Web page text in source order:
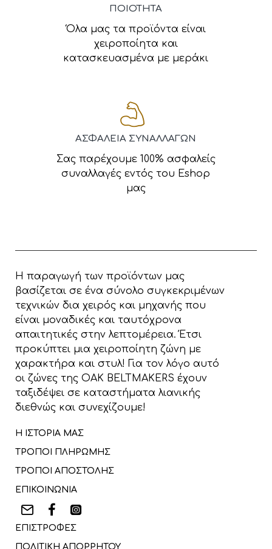
ΠΟΙΟΤΗΤΑ
Όλα μας τα προϊόντα είναι
χειροποίητα και
κατασκευασμένα με μεράκι
ΑΣΦΑΛΕΙΑ ΣΥΝΑΛΛΑΓΩΝ
Σας παρέχουμε 100% ασφαλείς
συναλλαγές εντός του Eshop
μας
Η παραγωγή των προϊόντων μας
βασίζεται σε ένα σύνολο συγκεκριμένων
τεχνικών δια χειρός και μηχανής που
είναι μοναδικές και ταυτόχρονα
απαιτητικές στην λεπτομέρεια. Έτσι
προκύπτει μια χειροποίητη ζώνη με
χαρακτήρα και στυλ! Για τον λόγο αυτό
οι ζώνες της OAK BELTMAKERS έχουν
ταξιδέψει σε καταστήματα λιανικής
διεθνώς και συνεχίζουμε!
Η ΙΣΤΟΡΙΑ ΜΑΣ
ΤΡΟΠΟΙ ΠΛΗΡΩΜΗΣ
ΤΡΟΠΟΙ ΑΠΟΣΤΟΛΗΣ
ΕΠΙΚΟΙΝΩΝΙΑ
ΕΠΙΣΤΡΟΦΕΣ
ΠΟΛΙΤΙΚΗ ΑΠΟΡΡΗΤΟΥ